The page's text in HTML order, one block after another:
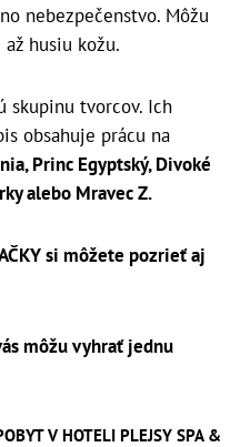
nebezpečenstvo. Môžu
husiu kožu.
skupinu tvorcov. Ich
obsahuje prácu na
Princ Egyptský, Divoké
alebo Mravec Z.
si môžete pozrieť aj
môžu vyhrať jednu
V HOTELI PLEJSY SPA &